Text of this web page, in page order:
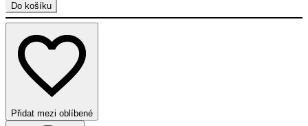
Do košíku
Přidat mezi oblíbené